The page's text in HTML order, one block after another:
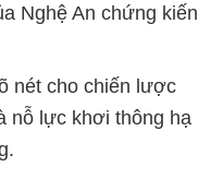
Nghệ An chứng kiến
nét cho chiến lược
nỗ lực khơi thông hạ